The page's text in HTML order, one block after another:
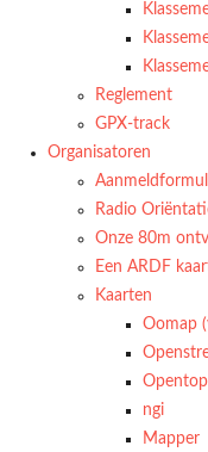
Reglement
GPX-track
Organisatoren
Radio
Onze 80m
Een ARDF
Kaarten
Oomap
ngi
Mapper